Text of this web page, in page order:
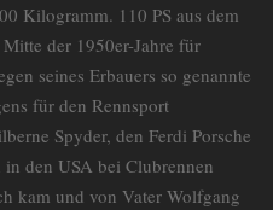
Kilogramm. 110 PS aus dem
der 1950er-Jahre für
seines Erbauers so genannte
für den Rennsport
Spyder, den Ferdi Porsche
den USA bei Clubrennen
kam und von Vater Wolfgang